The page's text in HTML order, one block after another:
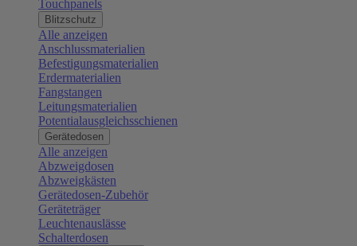
Touchpanels
Blitzschutz
Alle anzeigen
Anschlussmaterialien
Befestigungsmaterialien
Erdermaterialien
Fangstangen
Leitungsmaterialien
Potentialausgleichsschienen
Gerätedosen
Alle anzeigen
Abzweigdosen
Abzweigkästen
Gerätedosen-Zubehör
Geräteträger
Leuchtenauslässe
Schalterdosen